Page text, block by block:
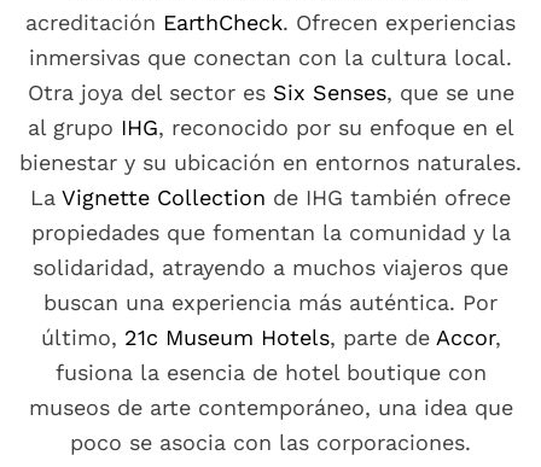
acreditación EarthCheck. Ofrecen experiencias
inmersivas que conectan con la cultura local.
Otra joya del sector es Six Senses, que se une
al grupo IHG, reconocido por su enfoque en el
bienestar y su ubicación en entornos naturales.
La Vignette Collection de IHG también ofrece
propiedades que fomentan la comunidad y la
solidaridad, atrayendo a muchos viajeros que
buscan una experiencia más auténtica. Por
último, 21c Museum Hotels, parte de Accor,
fusiona la esencia de hotel boutique con
museos de arte contemporáneo, una idea que
poco se asocia con las corporaciones.